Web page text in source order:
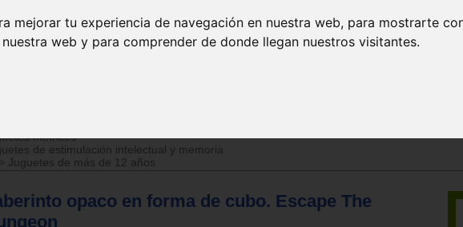
mejorar tu experiencia de navegación en nuestra web, para mostrarte
web y para comprender de donde llegan nuestros visitantes.
motrices
de estimulación intelectual y memoria
> Juguetes de más de 12 años
opaco en forma de cubo. Escape The